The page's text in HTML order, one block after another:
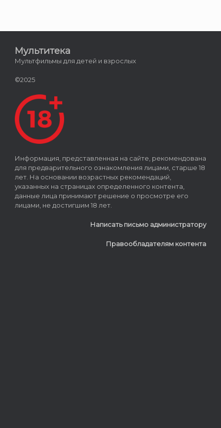
Мультитека
Мультфильмы для детей и взрослых
©2025
Информация, представленная на сайте, рекомендована
для предварительного ознакомления лицами, старше 18
лет. На основании возрастных рекомендаций,
указанных на страницах определенного контента,
данные лица принимают решение о просмотре его
лицами, не достигшим 18 лет.
Написать письмо администратору
Правообладателям контента